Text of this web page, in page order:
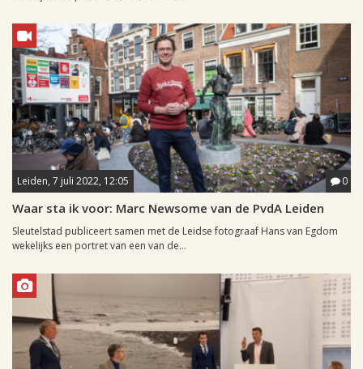
Leiden, 7 juli 2022, 12:05 0
Waar sta ik voor: Marc Newsome van de PvdA Leiden
Sleutelstad publiceert samen met de Leidse fotograaf Hans van Egdom
wekelijks een portret van een van de...